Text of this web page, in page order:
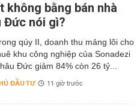
không bằng bán nhà
Đức nói gì?
qúy II, doanh thu mảng lõi cho
khu công nghiệp của Sonadezi
Đức giảm 84% còn 26 tỷ...
ĐẦU TƯ 11 giờ trước